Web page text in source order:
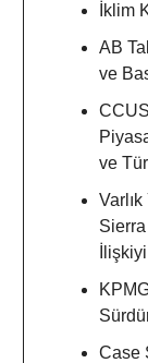
İklim
AB
ve
ve
Case